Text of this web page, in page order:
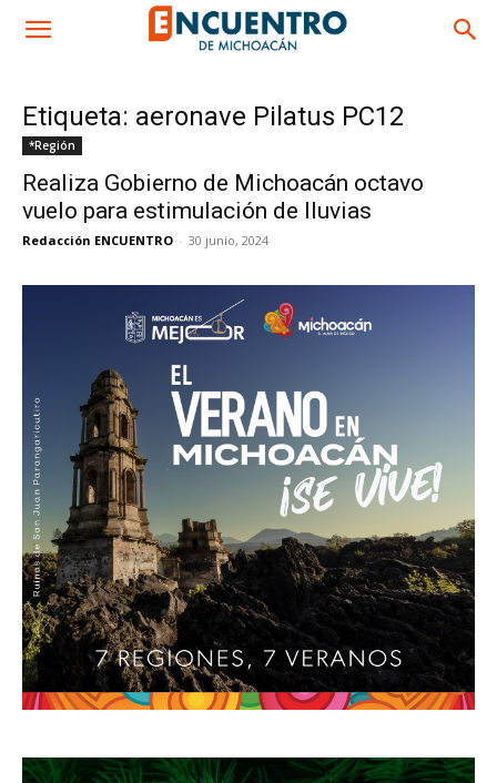
Etiqueta: aeronave Pilatus PC12
*Región
Realiza Gobierno de Michoacán octavo
vuelo para estimulación de lluvias
Redacción ENCUENTRO - 30 junio, 2024